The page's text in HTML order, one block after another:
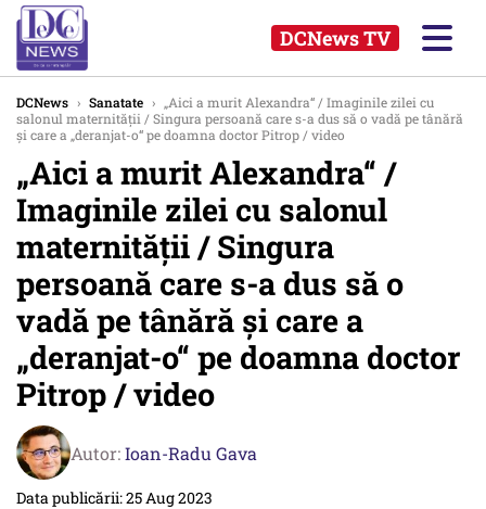
DCNews TV
DCNews › Sanatate › „Aici a murit Alexandra“ / Imaginile zilei cu
salonul maternității / Singura persoană care s-a dus să o vadă pe tânără
și care a „deranjat-o“ pe doamna doctor Pitrop / video
„Aici a murit Alexandra“ /
Imaginile zilei cu salonul
maternității / Singura
persoană care s-a dus să o
vadă pe tânără și care a
„deranjat-o“ pe doamna doctor
Pitrop / video
Autor:Ioan-Radu Gava
Data publicării: 25 Aug 2023